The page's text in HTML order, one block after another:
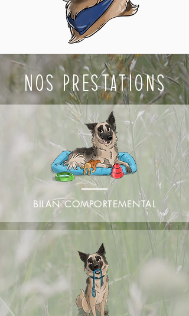
NOS PRESTATIONS
BILAN COMPORTEMENTAL